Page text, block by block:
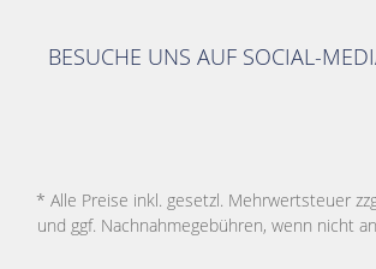
BESUCHE UNS AUF SOCIAL-
* Alle Preise inkl. gesetzl. Mehrwertsteuer
und ggf. Nachnahmegebühren, wenn nicht